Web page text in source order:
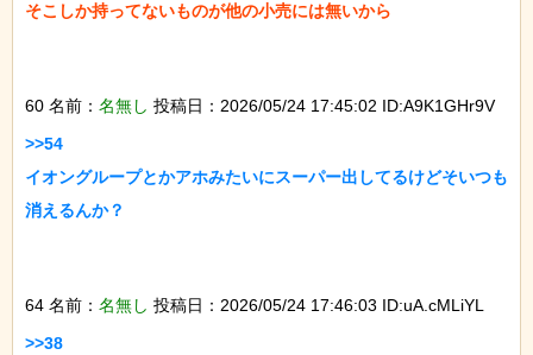
そこしか持ってないものが他の小売には無いから
60 名前： 名無し 投稿日：2026/05/24 17:45:02 ID:A9K1GHr9V
>>54
イオングループとかアホみたいにスーパー出してるけどそいつも
消えるんか？
64 名前： 名無し 投稿日：2026/05/24 17:46:03 ID:uA.cMLiYL
>>38